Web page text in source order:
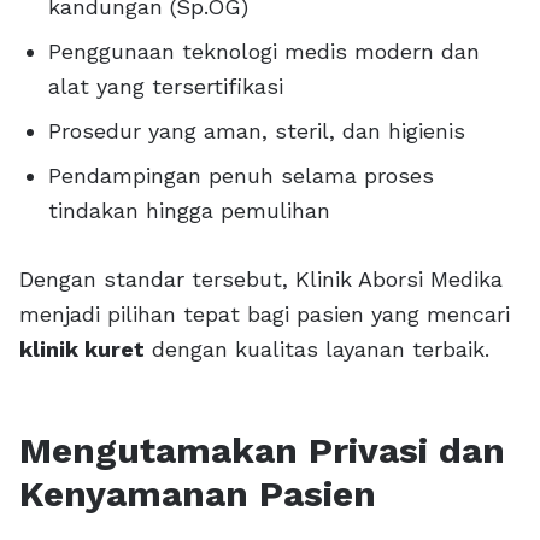
kandungan (Sp.OG)
Penggunaan teknologi medis modern dan
alat yang tersertifikasi
Prosedur yang aman, steril, dan higienis
Pendampingan penuh selama proses
tindakan hingga pemulihan
Dengan standar tersebut, Klinik Aborsi Medika
menjadi pilihan tepat bagi pasien yang mencari
klinik kuret dengan kualitas layanan terbaik.
Mengutamakan Privasi dan
Kenyamanan Pasien